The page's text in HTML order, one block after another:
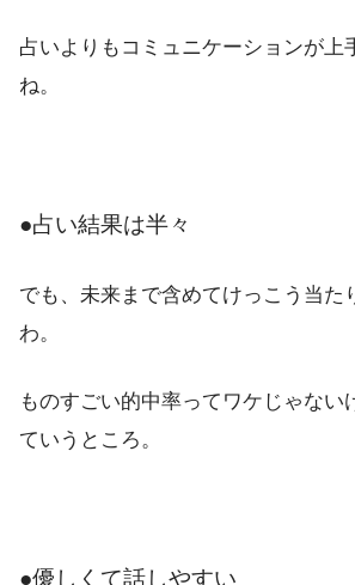
占いよりもコミュニケーションが上
ね。
●占い結果は半々
でも、未来まで含めてけっこう当た
わ。
ものすごい的中率ってワケじゃない
ていうところ。
●優しくて話しやすい